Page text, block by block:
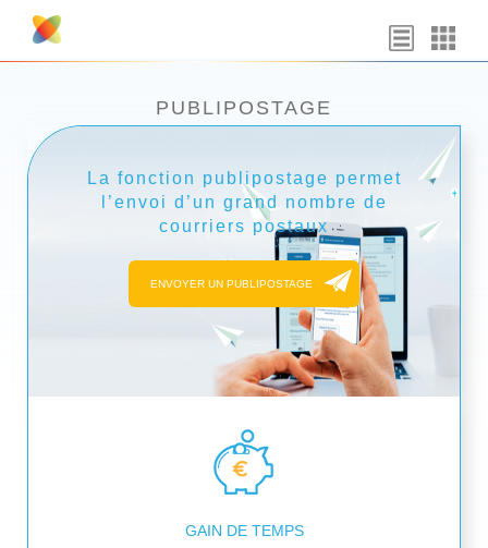
content
PUBLIPOSTAGE
La fonction publipostage permet
l’envoi d’un grand nombre de
courriers postaux
ENVOYER UN PUBLIPOSTAGE
GAIN DE TEMPS